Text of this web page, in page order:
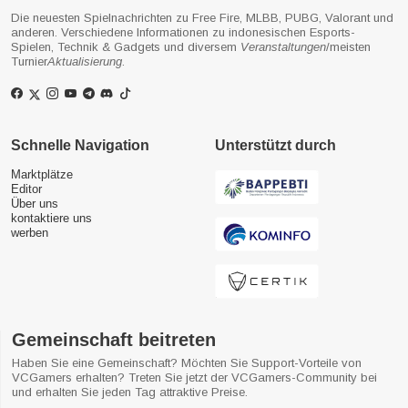
Die neuesten Spielnachrichten zu Free Fire, MLBB, PUBG, Valorant und
anderen. Verschiedene Informationen zu indonesischen Esports-
Spielen, Technik & Gadgets und diversem Veranstaltungen/meisten
TurnierAktualisierung.
Schnelle Navigation
Marktplätze
Editor
Über uns
kontaktiere uns
werben
Unterstützt durch
Gemeinschaft beitreten
Haben Sie eine Gemeinschaft? Möchten Sie Support-Vorteile von
VCGamers erhalten? Treten Sie jetzt der VCGamers-Community bei
und erhalten Sie jeden Tag attraktive Preise.